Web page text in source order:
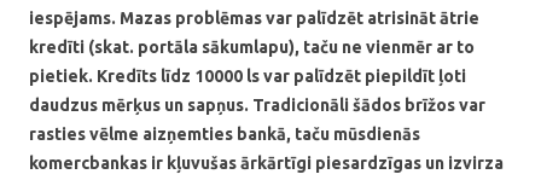
iespējams. Mazas problēmas var palīdzēt atrisināt ātrie
kredīti (skat. portāla sākumlapu), taču ne vienmēr ar to
pietiek. Kredīts līdz 10000 ls var palīdzēt piepildīt ļoti
daudzus mērķus un sapņus. Tradicionāli šādos brīžos var
rasties vēlme aizņemties bankā, taču mūsdienās
komercbankas ir kļuvušas ārkārtīgi piesardzīgas un izvirza